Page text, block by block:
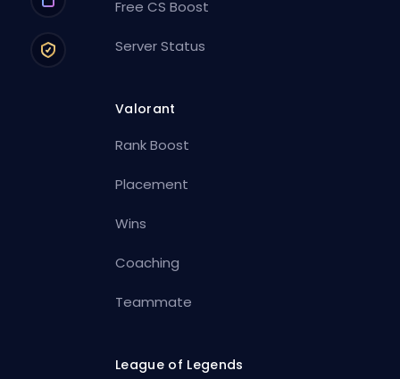
Free CS Boost
Server Status
Valorant
Rank Boost
Placement
Wins
Coaching
Teammate
League of Legends